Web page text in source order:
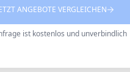
ANGEBOTE VERGLEICHEN
ist kostenlos und unverbindlich